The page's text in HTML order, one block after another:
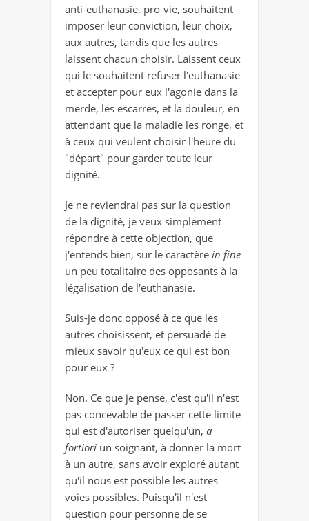
anti-euthanasie, pro-vie, souhaitent
imposer leur conviction, leur choix,
aux autres, tandis que les autres
laissent chacun choisir. Laissent ceux
qui le souhaitent refuser l'euthanasie
et accepter pour eux l'agonie dans la
merde, les escarres, et la douleur, en
attendant que la maladie les ronge, et
à ceux qui veulent choisir l'heure du
"départ" pour garder toute leur
dignité.
Je ne reviendrai pas sur la question
de la dignité, je veux simplement
répondre à cette objection, que
j'entends bien, sur le caractère in fine
un peu totalitaire des opposants à la
légalisation de l'euthanasie.
Suis-je donc opposé à ce que les
autres choisissent, et persuadé de
mieux savoir qu'eux ce qui est bon
pour eux ?
Non. Ce que je pense, c'est qu'il n'est
pas concevable de passer cette limite
qui est d'autoriser quelqu'un, a
fortiori un soignant, à donner la mort
à un autre, sans avoir exploré autant
qu'il nous est possible les autres
voies possibles. Puisqu'il n'est
question pour personne de se